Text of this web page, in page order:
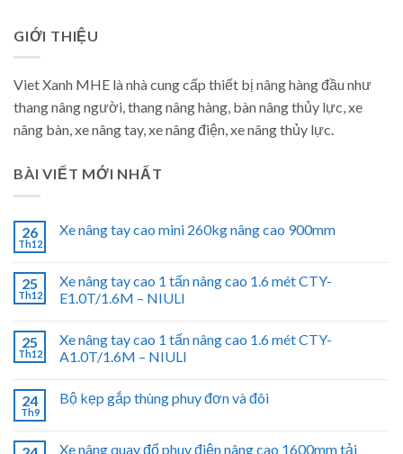
GIỚI THIỆU
Viet Xanh MHE là nhà cung cấp thiết bị nâng hàng đầu như
thang nâng người, thang nâng hàng, bàn nâng thủy lực, xe
nâng bàn, xe nâng tay, xe nâng điện, xe nâng thủy lực.
BÀI VIẾT MỚI NHẤT
26
Th12
Xe nâng tay cao mini 260kg nâng cao 900mm
25
Th12
Xe nâng tay cao 1 tấn nâng cao 1.6 mét CTY-
E1.0T/1.6M – NIULI
25
Th12
Xe nâng tay cao 1 tấn nâng cao 1.6 mét CTY-
A1.0T/1.6M – NIULI
24
Th9
Bộ kẹp gắp thùng phuy đơn và đôi
Xe nâng quay đổ phuy điện nâng cao 1600mm tải